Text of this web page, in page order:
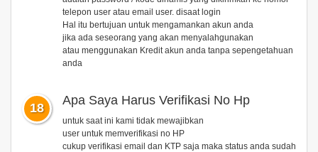
telepon user atau email user. disaat login
Hal itu bertujuan untuk mengamankan akun anda
jika ada seseorang yang akan menyalahgunakan
atau menggunakan Kredit akun anda tanpa sepengetahuan
anda
18
Apa Saya Harus Verifikasi No Hp
untuk saat ini kami tidak mewajibkan
user untuk memverifikasi no HP
cukup verifikasi email dan KTP saja maka status anda sudah